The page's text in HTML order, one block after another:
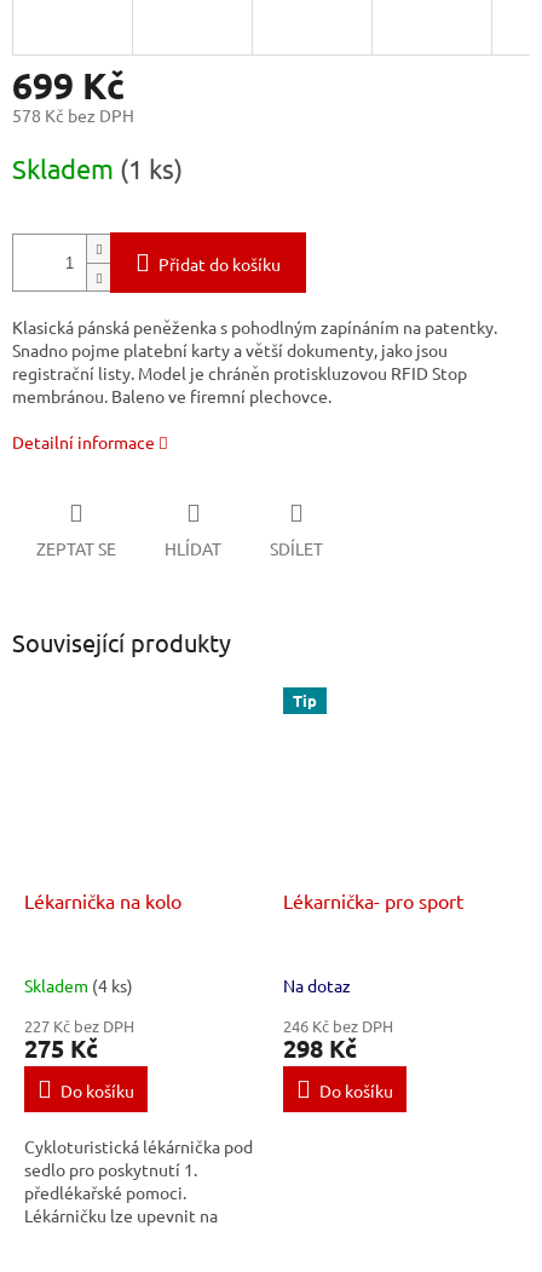
699 Kč
578 Kč bez DPH
cena:
Skladem (1 ks)
Přidat do košíku
Klasická pánská peněženka s pohodlným zapínáním na patentky.
Snadno pojme platební karty a větší dokumenty, jako jsou
registrační listy. Model je chráněn protiskluzovou RFID Stop
membránou. Baleno ve firemní plechovce.
Detailní informace
ZEPTAT SE HLÍDAT SDÍLET
Související produkty
Lékarnička na kolo
Skladem (4 ks)
227 Kč bez DPH
275 Kč
Do košíku
Cykloturistická lékárnička pod
sedlo pro poskytnutí 1.
předlékařské pomoci.
Lékárničku lze upevnit na
Tip
Lékarnička- pro sport
Na dotaz
246 Kč bez DPH
298 Kč
Do košíku